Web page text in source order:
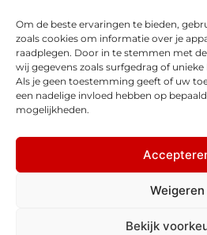
Om de beste ervaringen te bieden,
zoals cookies om informatie over je
raadplegen. Door in te stemmen met
wij gegevens zoals surfgedrag of
Als je geen toestemming geeft of uw
een nadelige invloed hebben op
mogelijkheden.
Weigeren
Bekijk
Zondag
Volg ons
© 2026 - Honda Welman